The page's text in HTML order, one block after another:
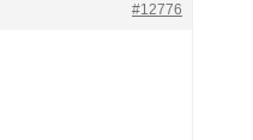
#12776